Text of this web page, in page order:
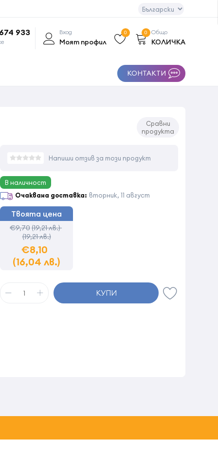
933 Вход
Моят профил
0 Общо
КОЛИЧКА
0
КОНТАКТИ
Сравни
продукта
Напиши отзив за този продукт
В наличност
Очаквана доставка: вторник, 11 август
Твоята цена
€9,70(19,21 лв.)
(19,21 лв.)
€8,10
(16,04 лв.)
КУПИ